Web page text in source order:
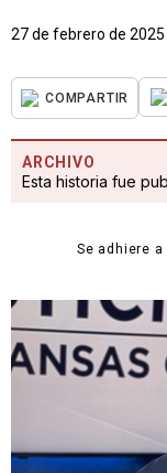
27 de febrero de 2025
COMPARTIR
ARCHIVO
Esta historia fue
Se adhiere